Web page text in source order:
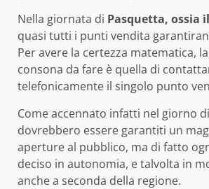
Nella giornata di Pasquetta, ossia
quasi tutti i punti vendita
Per avere la certezza matematica,
consona da fare è quella di
telefonicamente il singolo punto
Come accennato infatti nel giorno
dovrebbero essere garantiti un
aperture al pubblico, ma di fatto
deciso in autonomia, e talvolta in
anche a seconda della regione.